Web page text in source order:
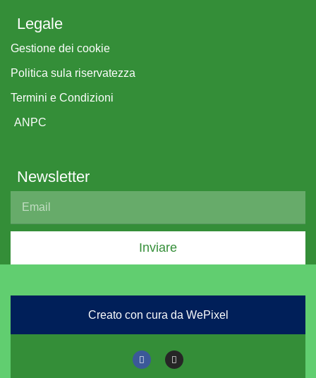
Legale
Gestione dei cookie
Politica sula riservatezza
Termini e Condizioni
ANPC
Newsletter
Inviare
Creato con cura da WePixel